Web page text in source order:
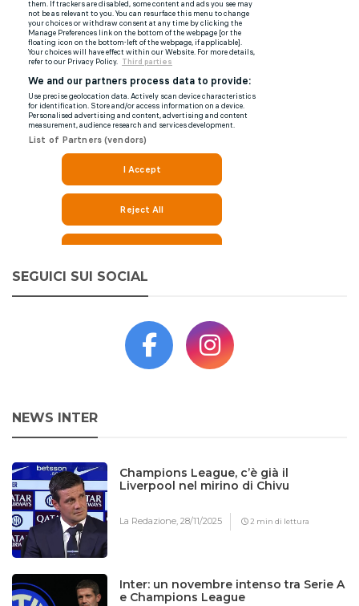
SEGUICI SUI SOCIAL
NEWS INTER
Champions League, c’è già il
Liverpool nel mirino di Chivu
La Redazione,28/11/2025 2 min di lettura
Inter: un novembre intenso tra Serie A
e Champions League